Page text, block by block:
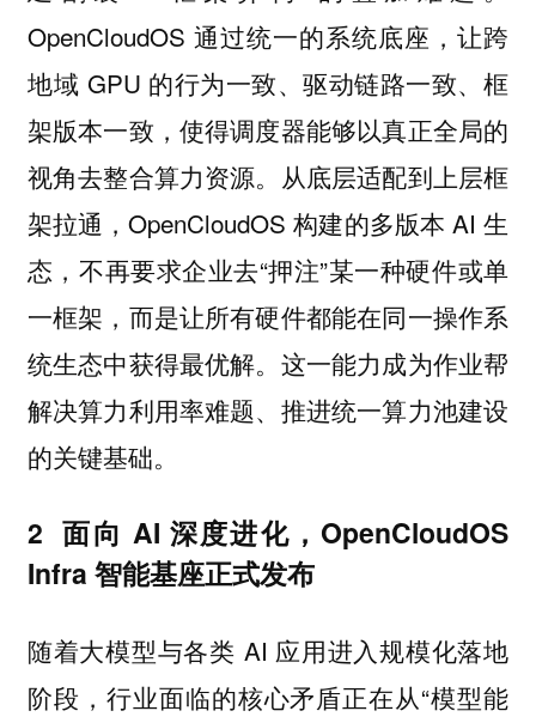
OpenCloudOS 通过统一的系统底座，让跨
地域 GPU 的行为一致、驱动链路一致、框
架版本一致，使得调度器能够以真正全局的
视角去整合算力资源。从底层适配到上层框
架拉通，OpenCloudOS 构建的多版本 AI 生
态，不再要求企业去“押注”某一种硬件或单
一框架，而是让所有硬件都能在同一操作系
统生态中获得最优解。这一能力成为作业帮
解决算力利用率难题、推进统一算力池建设
的关键基础。
2 面向 AI 深度进化，OpenCloudOS
Infra 智能基座正式发布
随着大模型与各类 AI 应用进入规模化落地
阶段，行业面临的核心矛盾正在从“模型能